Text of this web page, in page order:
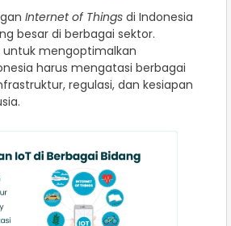
Internet of Things di Indonesia
besar di berbagai sektor.
untuk mengoptimalkan
harus mengatasi berbagai
regulasi, dan kesiapan